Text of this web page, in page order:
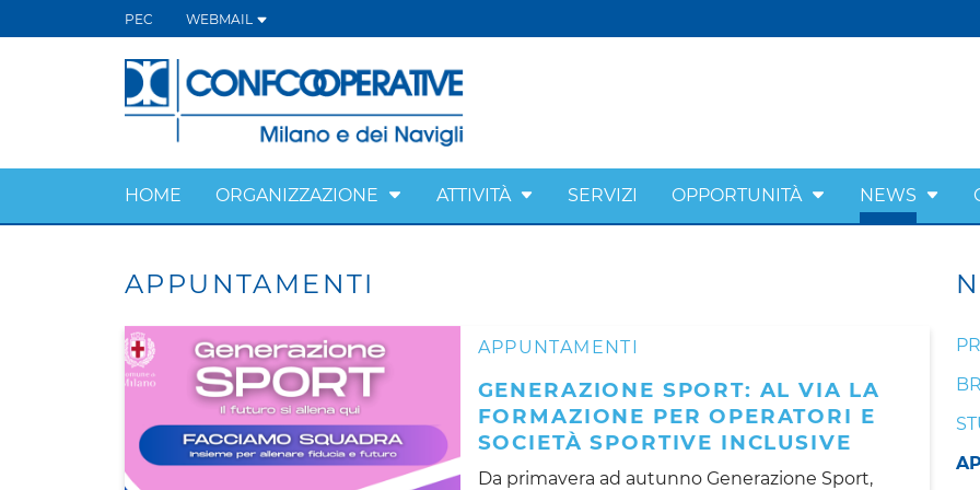
PEC WEBMAIL
HOME ORGANIZZAZIONE ATTIVITÀ SERVIZI OPPORTUNITÀ NEWS
APPUNTAMENTI
APPUNTAMENTI
GENERAZIONE SPORT: AL VIA LA
FORMAZIONE PER OPERATORI E
SOCIETÀ SPORTIVE INCLUSIVE
Da primavera ad autunno Generazione Sport,